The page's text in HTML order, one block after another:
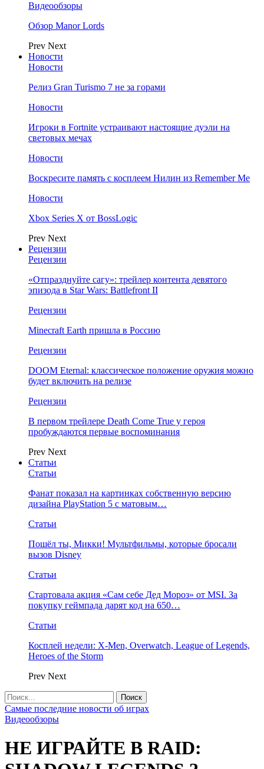
Видеообзоры
Обзор Manor Lords
Prev Next
Новости
Новости
Релиз Gran Turismo 7 не за горами
Новости
Игроки в Fortnite устраивают настоящие дуэли на
световых мечах
Новости
Воскресите память с косплеем Нилин из Remember Me
Новости
Xbox Series X от BossLogic
Prev Next
Рецензии
Рецензии
«Отпразднуйте сагу»: трейлер контента девятого
эпизода в Star Wars: Battlefront II
Рецензии
Minecraft Earth пришла в Россию
Рецензии
DOOM Eternal: классическое положение оружия можно
будет включить на релизе
Рецензии
В первом трейлере Death Come True у героя
пробуждаются первые воспоминания
Prev Next
Статьи
Статьи
Фанат показал на картинках собственную версию
дизайна PlayStation 5 с матовым…
Статьи
Пошёл ты, Микки! Мультфильмы, которые бросали
вызов Disney
Статьи
Стартовала акция «Сам себе Дед Мороз» от MSI. За
покупку геймпада дарят код на 650…
Статьи
Косплей недели: X-Men, Overwatch, League of Legends,
Heroes of the Storm
Prev Next
Самые последние новости об играх
Видеообзоры
НЕ ИГРАЙТЕ В RAID: